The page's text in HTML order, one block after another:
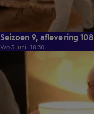
Seizoen 9, aflevering 108
Wo 3 juni, 18:30